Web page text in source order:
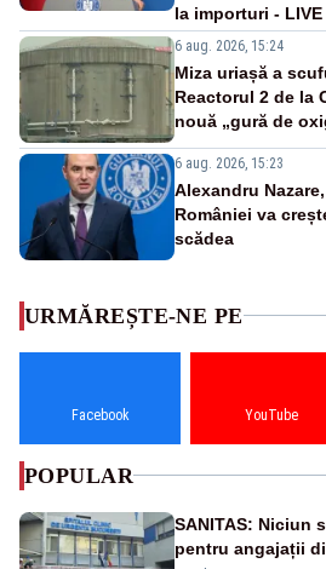
la importuri - LIVE
6 aug. 2026, 15:24
Miza uriașă a
Reactorul 2 de la
nouă „gură de
6 aug. 2026, 15:23
Alexandru
României va
scădea
URMĂREȘTE-NE PE
Facebook YouTube
POPULAR
SANITAS: Niciun
pentru angajații